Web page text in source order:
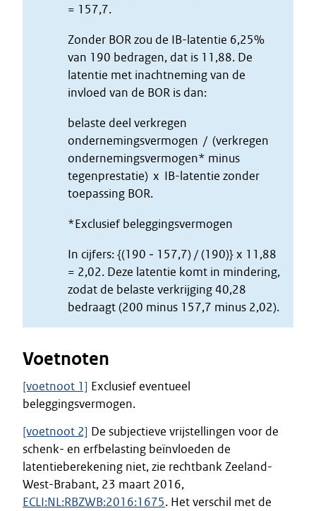
= 157,7.
Zonder BOR zou de IB-latentie 6,25%
van 190 bedragen, dat is 11,88. De
latentie met inachtneming van de
invloed van de BOR is dan:
belaste deel verkregen
ondernemingsvermogen / (verkregen
ondernemingsvermogen* minus
tegenprestatie) x IB-latentie zonder
toepassing BOR.
*Exclusief beleggingsvermogen
In cijfers: {(190 ‒ 157,7) / (190)} x 11,88
= 2,02. Deze latentie komt in mindering,
zodat de belaste verkrijging 40,28
bedraagt (200 minus 157,7 minus 2,02).
Voetnoten
[voetnoot 1] Exclusief eventueel
beleggingsvermogen.
[voetnoot 2] De subjectieve vrijstellingen voor de
schenk- en erfbelasting beïnvloeden de
latentieberekening niet, zie rechtbank Zeeland-
West-Brabant, 23 maart 2016,
ECLI:NL:RBZWB:2016:1675. Het verschil met de